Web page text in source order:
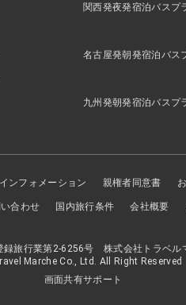
関西発夜発宿泊バスプ
名古屋発朝発宿泊バス
九州発朝発宿泊バスプ
ンフォメーション 親権者同意書
合わせ 国内旅行条件 会社概要
録旅行業第2-6256号 株式会社トラベル
Marche Co., Ltd. All Right Reserved
画面共有サポート